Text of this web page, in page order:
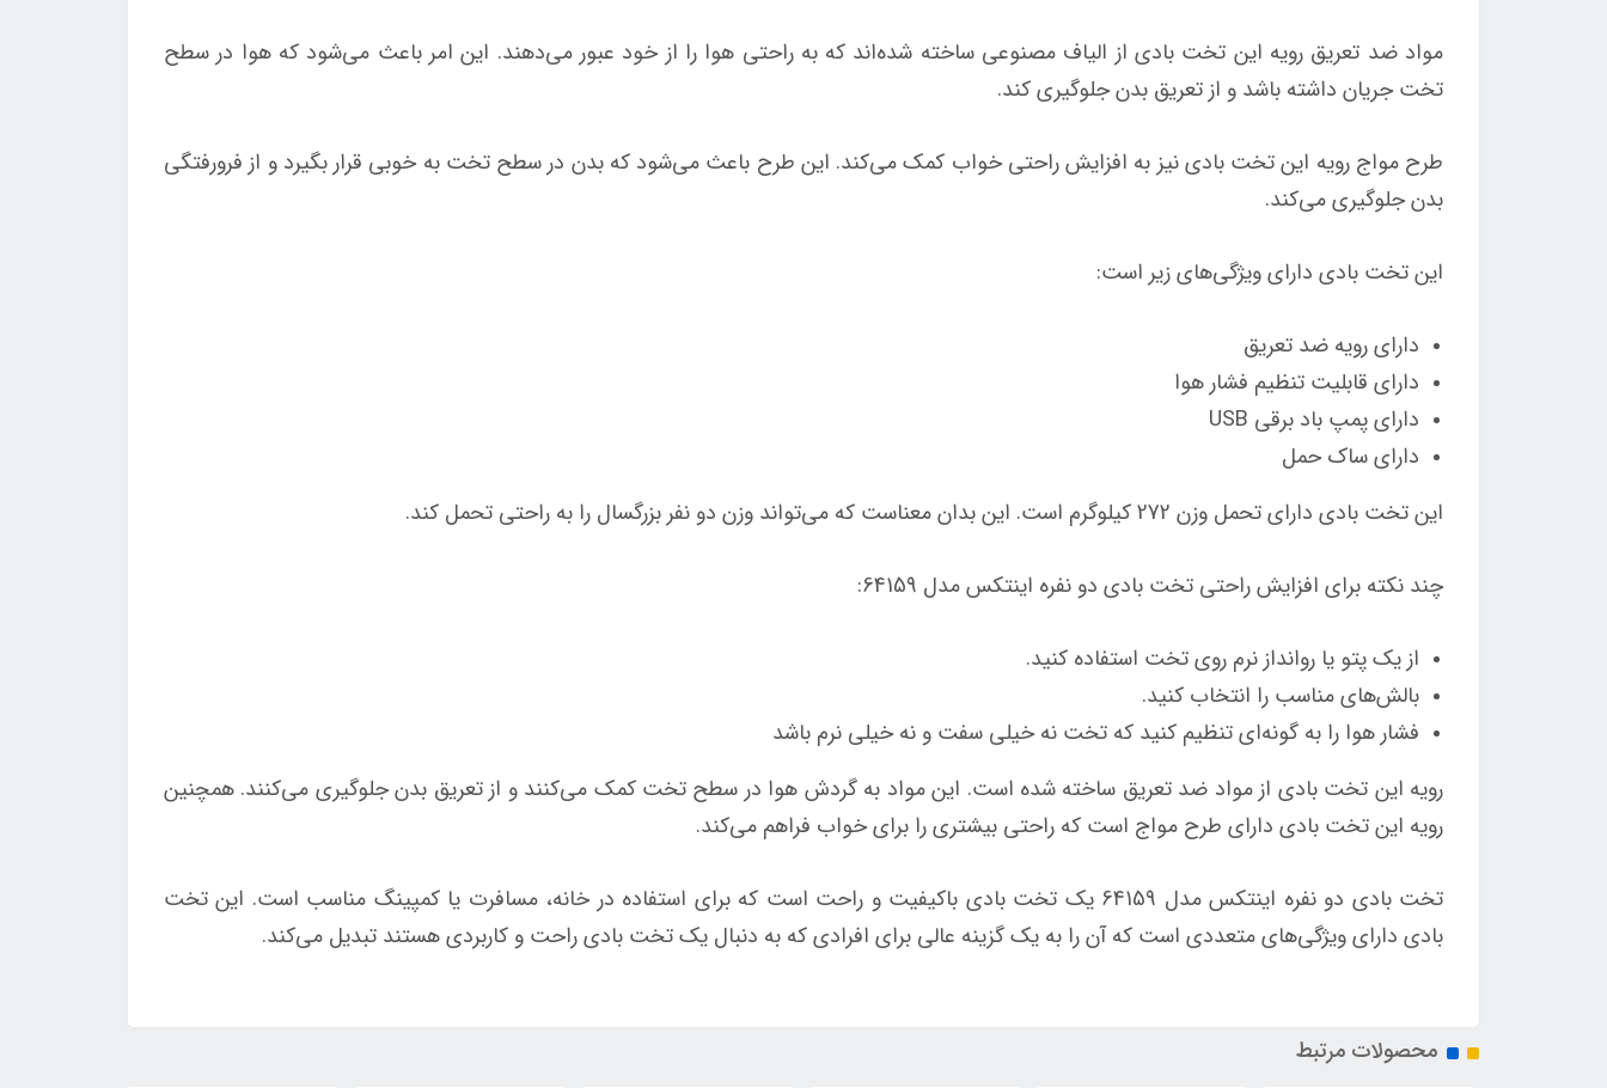
مواد ضد تعریق رویه این تخت بادی از الیاف مصنوعی ساخته شده‌اند که به راحتی هوا را از خود عبور می‌دهند. این امر باعث می‌شود که هوا در سطح
تخت جریان داشته باشد و از تعریق بدن جلوگیری کند.
طرح مواج رویه این تخت بادی نیز به افزایش راحتی خواب کمک می‌کند. این طرح باعث می‌شود که بدن در سطح تخت به خوبی قرار بگیرد و از فرورفتگی
بدن جلوگیری می‌کند.
این تخت بادی دارای ویژگی‌های زیر است:
دارای رویه ضد تعریق
دارای قابلیت تنظیم فشار هوا
دارای پمپ باد برقی USB
دارای ساک حمل
این تخت بادی دارای تحمل وزن 272 کیلوگرم است. این بدان معناست که می‌تواند وزن دو نفر بزرگسال را به راحتی تحمل کند.
چند نکته برای افزایش راحتی تخت بادی دو نفره اینتکس مدل 64159:
از یک پتو یا روانداز نرم روی تخت استفاده کنید.
بالش‌های مناسب را انتخاب کنید.
فشار هوا را به گونه‌ای تنظیم کنید که تخت نه خیلی سفت و نه خیلی نرم باشد
رویه این تخت بادی از مواد ضد تعریق ساخته شده است. این مواد به گردش هوا در سطح تخت کمک می‌کنند و از تعریق بدن جلوگیری می‌کنند. همچنین
رویه این تخت بادی دارای طرح مواج است که راحتی بیشتری را برای خواب فراهم می‌کند.
تخت بادی دو نفره اینتکس مدل 64159 یک تخت بادی باکیفیت و راحت است که برای استفاده در خانه، مسافرت یا کمپینگ مناسب است. این تخت
بادی دارای ویژگی‌های متعددی است که آن را به یک گزینه عالی برای افرادی که به دنبال یک تخت بادی راحت و کاربردی هستند تبدیل می‌کند.
محصولات مرتبط